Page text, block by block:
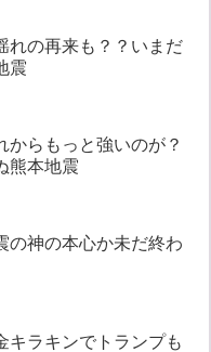
れの再来も？？いまだ
震
からもっと強いのが？
熊本地震
の神の本心か未だ終わ
キラキンでトランプも